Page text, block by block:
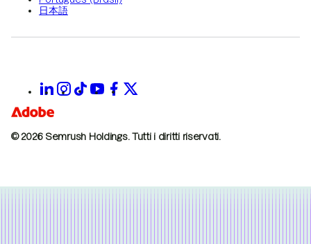
日本語
© 2026 Semrush Holdings. Tutti i diritti riservati.